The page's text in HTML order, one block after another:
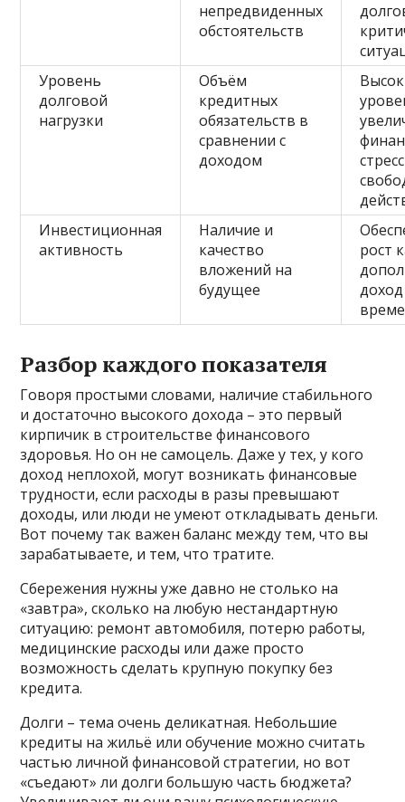
непредвиденных
обстоятельств
Уровень
долговой
нагрузки
Объём
кредитных
обязательств в
сравнении с
доходом
Инвестиционная
активность
Наличие и
качество
вложений на
будущее
рост
Разбор каждого показателя
Говоря простыми словами, наличие стабильного
и достаточно высокого дохода – это первый
кирпичик в строительстве финансового
здоровья. Но он не самоцель. Даже у тех, у кого
доход неплохой, могут возникать финансовые
трудности, если расходы в разы превышают
доходы, или люди не умеют откладывать деньги.
Вот почему так важен баланс между тем, что вы
зарабатываете, и тем, что тратите.
Сбережения нужны уже давно не столько на
«завтра», сколько на любую нестандартную
ситуацию: ремонт автомобиля, потерю работы,
медицинские расходы или даже просто
возможность сделать крупную покупку без
кредита.
Долги – тема очень деликатная. Небольшие
кредиты на жильё или обучение можно считать
частью личной финансовой стратегии, но вот
«съедают» ли долги большую часть бюджета?